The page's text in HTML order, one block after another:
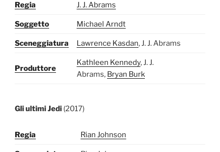
Regia J. J. Abrams
Soggetto Michael Arndt
Sceneggiatura Lawrence Kasdan, J. J. Abrams
Produttore
Kathleen Kennedy, J. J.
Abrams, Bryan Burk
Gli ultimi Jedi (2017)
Regia Rian Johnson